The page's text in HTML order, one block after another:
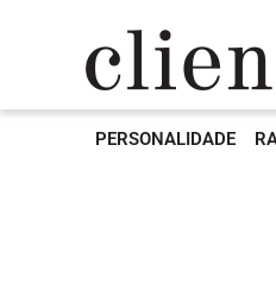
PERSONALIDADE